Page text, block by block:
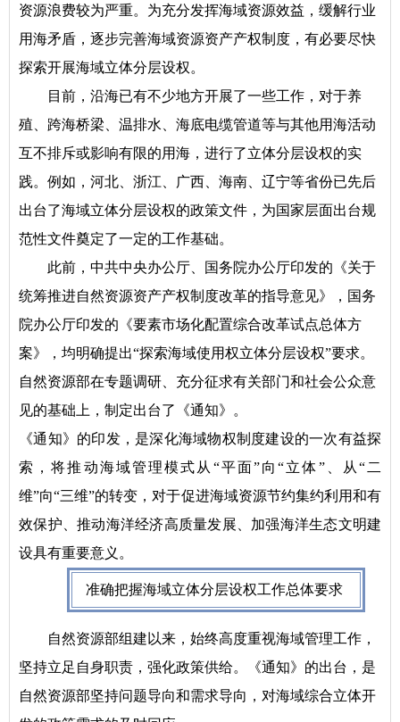
资源浪费较为严重。为充分发挥海域资源效益，缓解行业
用海矛盾，逐步完善海域资源资产产权制度，有必要尽快
探索开展海域立体分层设权。
目前，沿海已有不少地方开展了一些工作，对于养
殖、跨海桥梁、温排水、海底电缆管道等与其他用海活动
互不排斥或影响有限的用海，进行了立体分层设权的实
践。例如，河北、浙江、广西、海南、辽宁等省份已先后
出台了海域立体分层设权的政策文件，为国家层面出台规
范性文件奠定了一定的工作基础。
此前，中共中央办公厅、国务院办公厅印发的《关于
统筹推进自然资源资产产权制度改革的指导意见》，国务
院办公厅印发的《要素市场化配置综合改革试点总体方
案》，均明确提出“探索海域使用权立体分层设权”要求。
自然资源部在专题调研、充分征求有关部门和社会公众意
见的基础上，制定出台了《通知》。
《通知》的印发，是深化海域物权制度建设的一次有益探
索，将推动海域管理模式从“平面”向“立体”、从“二
维”向“三维”的转变，对于促进海域资源节约集约利用和有
效保护、推动海洋经济高质量发展、加强海洋生态文明建
设具有重要意义。
准确把握海域立体分层设权工作总体要求
自然资源部组建以来，始终高度重视海域管理工作，
坚持立足自身职责，强化政策供给。《通知》的出台，是
自然资源部坚持问题导向和需求导向，对海域综合立体开